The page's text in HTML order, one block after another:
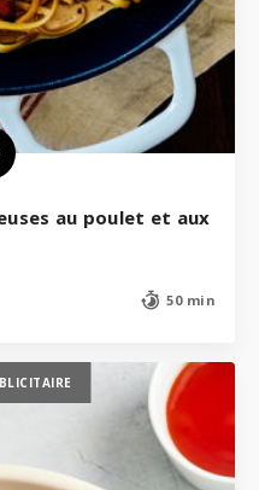
au poulet et aux
50 min